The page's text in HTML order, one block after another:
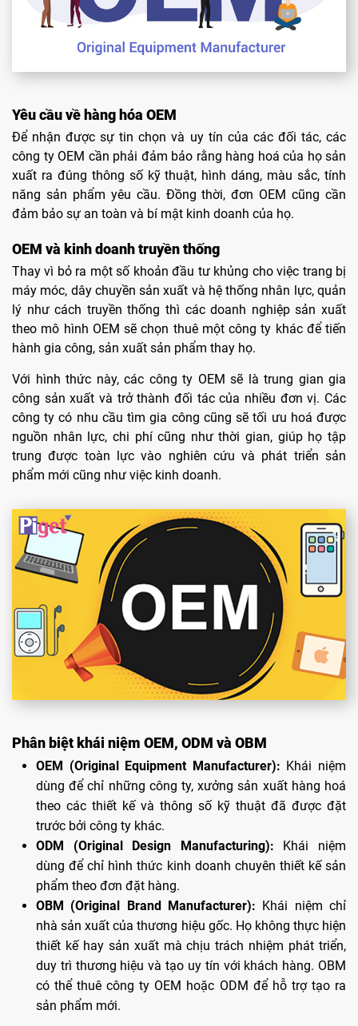
Yêu cầu về hàng hóa OEM
Để nhận được sự tin chọn và uy tín của các đối tác, các
công ty OEM cần phải đảm bảo rằng hàng hoá của họ sản
xuất ra đúng thông số kỹ thuật, hình dáng, màu sắc, tính
năng sản phẩm yêu cầu. Đồng thời, đơn OEM cũng cần
đảm bảo sự an toàn và bí mật kinh doanh của họ.
OEM và kinh doanh truyền thống
Thay vì bỏ ra một số khoản đầu tư khủng cho việc trang bị
máy móc, dây chuyền sản xuất và hệ thống nhân lực, quản
lý như cách truyền thống thì các doanh nghiệp sản xuất
theo mô hình OEM sẽ chọn thuê một công ty khác để tiến
hành gia công, sản xuất sản phẩm thay họ.
Với hình thức này, các công ty OEM sẽ là trung gian gia
công sản xuất và trở thành đối tác của nhiều đơn vị. Các
công ty có nhu cầu tìm gia công cũng sẽ tối ưu hoá được
nguồn nhân lực, chi phí cũng như thời gian, giúp họ tập
trung được toàn lực vào nghiên cứu và phát triển sản
phẩm mới cũng như việc kinh doanh.
Phân biệt khái niệm OEM, ODM và OBM
OEM (Original Equipment Manufacturer): Khái niệm
dùng để chỉ những công ty, xưởng sản xuất hàng hoá
theo các thiết kế và thông số kỹ thuật đã được đặt
trước bởi công ty khác.
ODM (Original Design Manufacturing): Khái niệm
dùng để chỉ hình thức kinh doanh chuyên thiết kế sản
phẩm theo đơn đặt hàng.
OBM (Original Brand Manufacturer): Khái niệm chỉ
nhà sản xuất của thương hiệu gốc. Họ không thực hiện
thiết kế hay sản xuất mà chịu trách nhiệm phát triển,
duy trì thương hiệu và tạo uy tín với khách hàng. OBM
có thể thuê công ty OEM hoặc ODM để hỗ trợ tạo ra
sản phẩm mới.